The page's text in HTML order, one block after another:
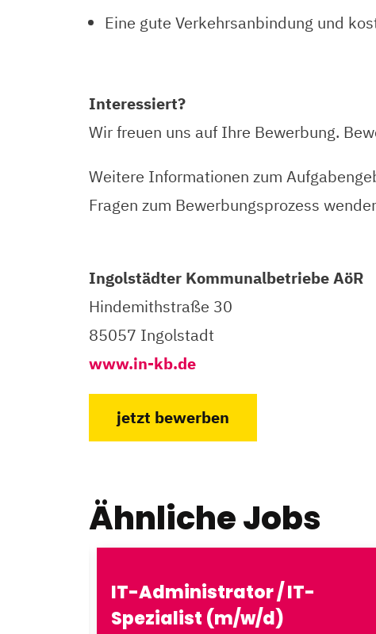
Eine gute Verkehrsanbindung und
Interessiert?
Wir freuen uns auf Ihre Bewerbung.
Weitere Informationen zum
Fragen zum Bewerbungsprozess
Ingolstädter Kommunalbetriebe AöR
Hindemithstraße 30
85057 Ingolstadt
www.in-kb.de
jetzt bewerben
Ähnliche Jobs
IT-Administrator / IT-
Spezialist (m/w/d)